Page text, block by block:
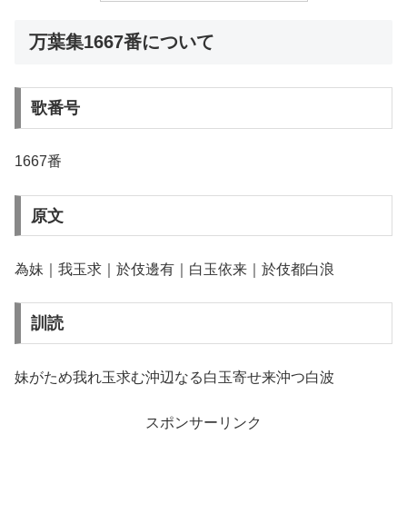
万葉集1667番について
歌番号
1667番
原文
為妹｜我玉求｜於伎邊有｜白玉依来｜於伎都白浪
訓読
妹がため我れ玉求む沖辺なる白玉寄せ来沖つ白波
スポンサーリンク